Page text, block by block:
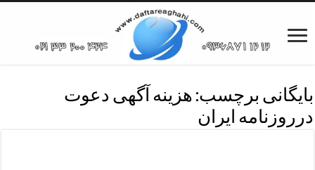
بایگانی برچسب: هزینه آگهی دعوت
درروزنامه ایران